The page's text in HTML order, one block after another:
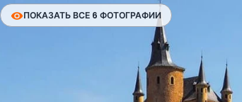
ПОКАЗАТЬ ВСЕ 6 ФОТОГРАФИИ